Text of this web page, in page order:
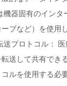
機器固有のインタ
ブなど）を使用
送プロトコル：
送して共有でき
ルを使用する必